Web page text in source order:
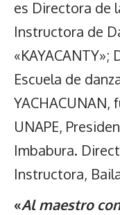
es Directora de
Instructora de
Escuela de
YACHACUNAN,
UNAPE,
Imbabura.
Instructora,
«Al maestro